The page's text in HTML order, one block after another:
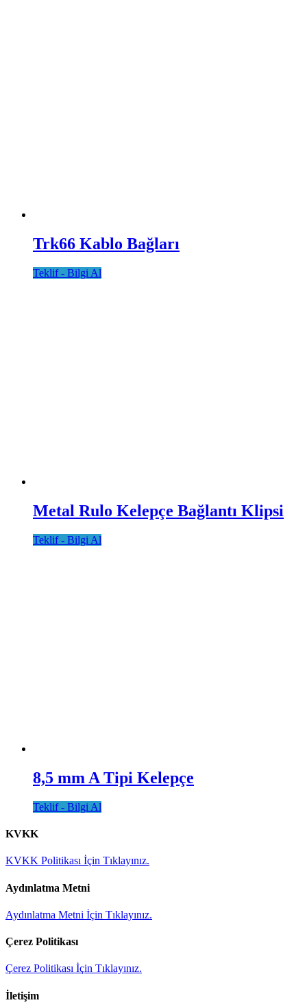
Trk66 Kablo Bağları
Teklif - Bilgi Al
Metal Rulo Kelepçe Bağlantı Klipsi
Teklif - Bilgi Al
8,5 mm A Tipi Kelepçe
Teklif - Bilgi Al
KVKK
KVKK Politikası İçin Tıklayınız.
Aydınlatma Metni
Aydınlatma Metni İçin Tıklayınız.
Çerez Politikası
Çerez Politikası İçin Tıklayınız.
İletişim